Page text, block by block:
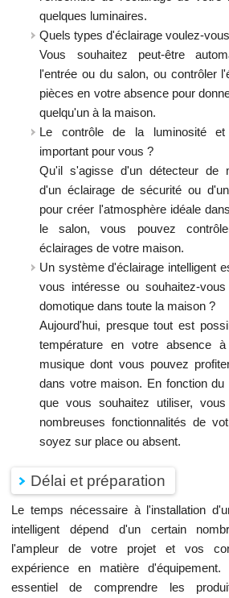
quelques luminaires.
Quels types d'éclairage voulez-
Vous souhaitez peut-être
l'entrée ou du salon, ou contrôler
pièces en votre absence pour
quelqu'un à la maison.
Le contrôle de la luminosité
important pour vous ?
Qu'il s'agisse d'un détecteur de
d'un éclairage de sécurité ou
pour créer l'atmosphère idéale
le salon, vous pouvez
éclairages de votre maison.
Un système d'éclairage intelligent
vous intéresse ou souhaitez-
domotique dans toute la maison ?
Aujourd'hui, presque tout est
température en votre absence
musique dont vous pouvez
dans votre maison. En fonction du
que vous souhaitez utiliser,
nombreuses fonctionnalités de
soyez sur place ou absent.
Délai et préparation
Le temps nécessaire à l'installation
intelligent dépend d'un certain
l'ampleur de votre projet et vos
expérience en matière
essentiel de comprendre les